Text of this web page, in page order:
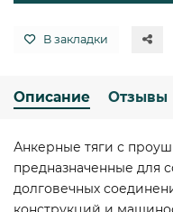
В закладки
Описание Отзывы
Анкерные тяги с
предназначенные для
долговечных